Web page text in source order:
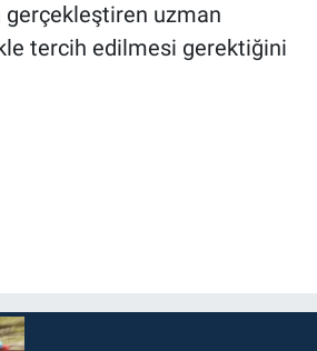
gerçekleştiren uzman
tercih edilmesi gerektiğini